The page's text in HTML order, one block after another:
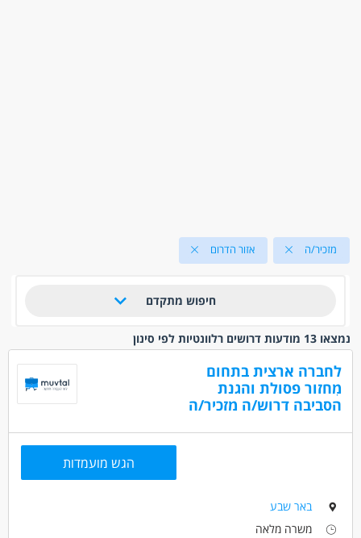
מזכיר/ה אזור הדרום
חיפוש מתקדם
נמצאו 13 מודעות דרושים רלוונטיות לפי סינון
לחברה ארצית בתחום
מִחזור פסולת והגנת
הסביבה דרוש/ה מזכיר/ה
הגש מועמדות
באר שבע
משרה מלאה